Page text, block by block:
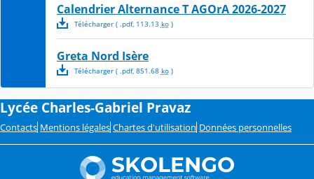
Calendrier Alternance T AGOrA 2026-2027
Télécharger( .pdf, 113.13 ko)
Greta Nord Isère
Télécharger( .pdf, 851.68 ko)
Lycée Charles-Gabriel Pravaz
Contacts Mentions légales Chartes d'utilisation Données personnelles